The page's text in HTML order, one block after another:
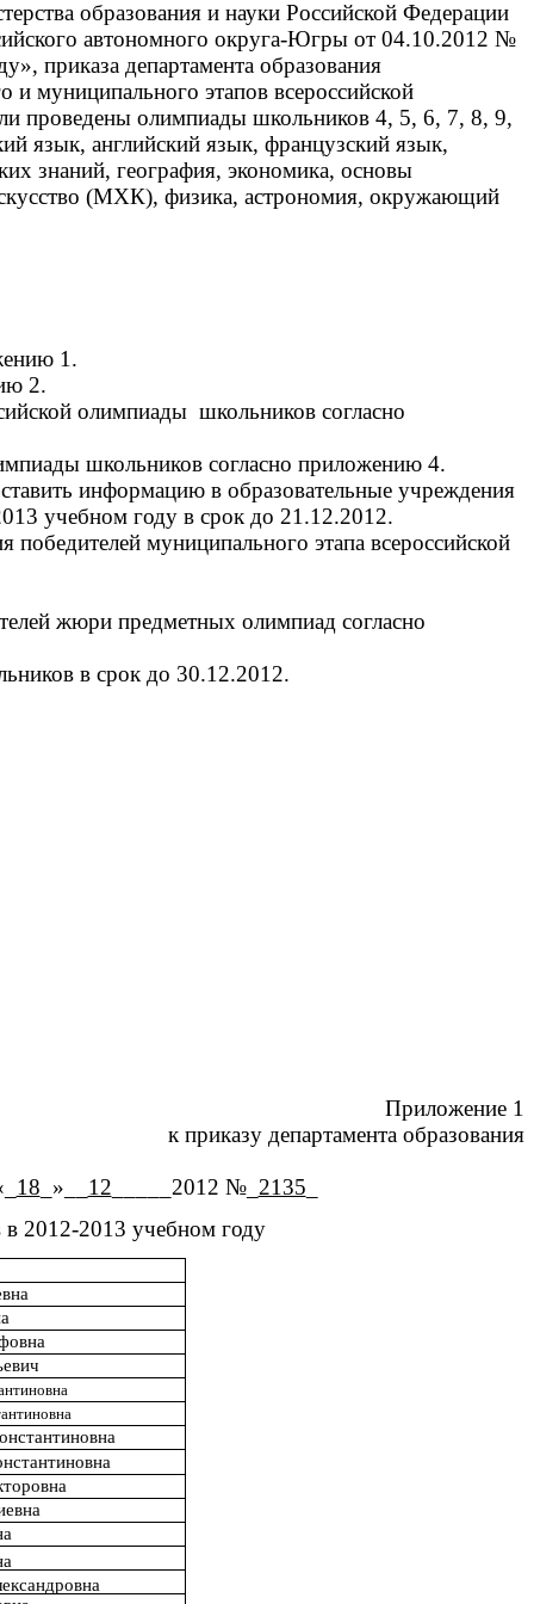
образования и науки Российской Федерации
автономного округа-Югры от 04.10.2012 №
приказа департамента образования
муниципального этапов всероссийской
проведены олимпиады школьников 4, 5, 6, 7, 8, 9,
язык, английский язык, французский язык,
знаний, география, экономика, основы
(МХК), физика, астрономия, окружающий
1.
2.
олимпиады школьников согласно
школьников согласно приложению 4.
информацию в образовательные учреждения
учебном году в срок до 21.12.2012.
победителей муниципального этапа всероссийской
жюри предметных олимпиад согласно
в срок до 30.12.2012.
Приложение 1
к приказу департамента образования
18 _»__ 12 _____2012 №_ 2135
в 2012-2013 учебном году